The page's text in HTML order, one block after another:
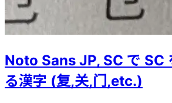
Noto Sans JP, SC で SC
る漢字 (复,关,门,etc.)